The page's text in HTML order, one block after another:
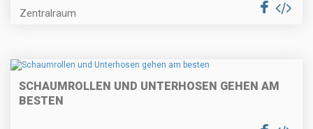
Zentralraum
SCHAUMROLLEN UND UNTERHOSEN GEHEN AM
BESTEN